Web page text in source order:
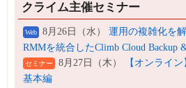
クライム主催セミナー
Web 8月26日（水） 運用の複雑化を
RMMを統合したClimb Cloud Backup
セミナー 8月27日（木）
【オンライ
基本編